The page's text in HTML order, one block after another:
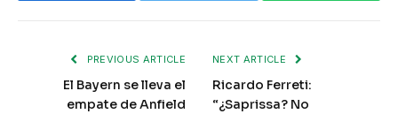
PREVIOUS ARTICLE
El Bayern se lleva el
empate de Anfield
NEXT ARTICLE
Ricardo Ferreti:
“¿Saprissa? No